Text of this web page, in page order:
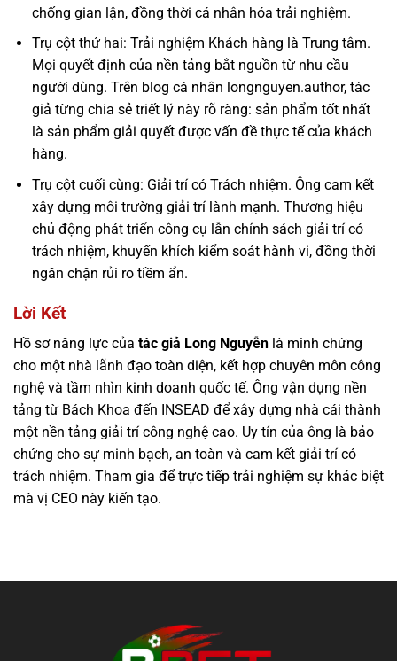
chống gian lận, đồng thời cá nhân hóa trải nghiệm.
Trụ cột thứ hai: Trải nghiệm Khách hàng là Trung tâm.
Mọi quyết định của nền tảng bắt nguồn từ nhu cầu
người dùng. Trên blog cá nhân longnguyen.author, tác
giả từng chia sẻ triết lý này rõ ràng: sản phẩm tốt nhất
là sản phẩm giải quyết được vấn đề thực tế của khách
hàng.
Trụ cột cuối cùng: Giải trí có Trách nhiệm. Ông cam kết
xây dựng môi trường giải trí lành mạnh. Thương hiệu
chủ động phát triển công cụ lẫn chính sách giải trí có
trách nhiệm, khuyến khích kiểm soát hành vi, đồng thời
ngăn chặn rủi ro tiềm ẩn.
Lời Kết
Hồ sơ năng lực của tác giả Long Nguyễn là minh chứng
cho một nhà lãnh đạo toàn diện, kết hợp chuyên môn công
nghệ và tầm nhìn kinh doanh quốc tế. Ông vận dụng nền
tảng từ Bách Khoa đến INSEAD để xây dựng nhà cái thành
một nền tảng giải trí công nghệ cao. Uy tín của ông là bảo
chứng cho sự minh bạch, an toàn và cam kết giải trí có
trách nhiệm. Tham gia để trực tiếp trải nghiệm sự khác biệt
mà vị CEO này kiến tạo.